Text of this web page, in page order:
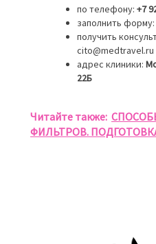
по телефону: +7
заполнить форму:
получить
cito@medtravel.ru
адрес клиники:
22Б
Читайте также:
ФИЛЬТРОВ.